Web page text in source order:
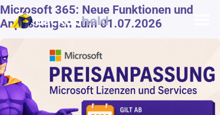
springen
Microsoft 365: Neue Funktionen und
Anpassungen zum 01.07.2026